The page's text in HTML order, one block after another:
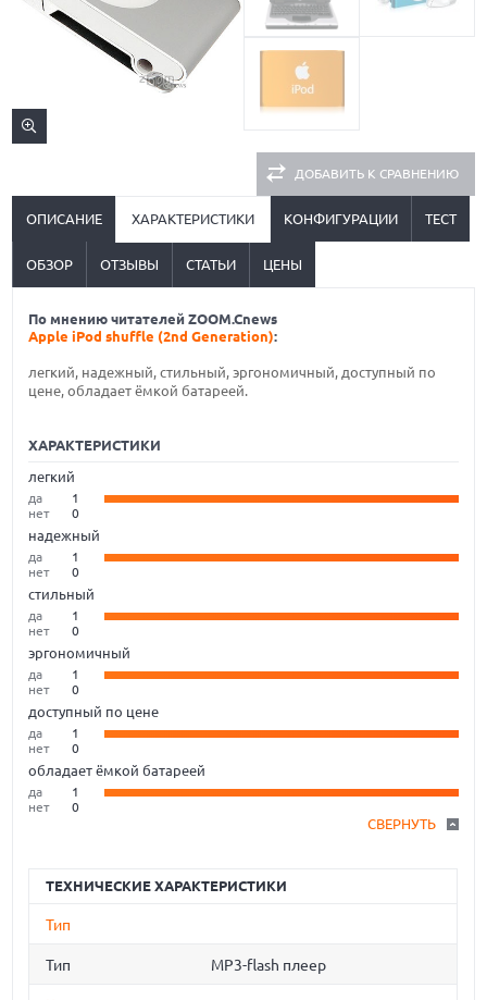
ДОБАВИТЬ К СРАВНЕНИЮ
ОПИСАНИЕ ХАРАКТЕРИСТИКИ КОНФИГУРАЦИИ ТЕСТ
ОБЗОР ОТЗЫВЫ СТАТЬИ ЦЕНЫ
По мнению читателей ZOOM.Cnews
Apple iPod shuffle (2nd Generation):
легкий, надежный, стильный, эргономичный, доступный по
цене, обладает ёмкой батареей.
ХАРАКТЕРИСТИКИ
легкий
да
1
нет
0
надежный
да
1
нет
0
стильный
да
1
нет
0
эргономичный
да
1
нет
0
доступный по цене
да
1
нет
0
обладает ёмкой батареей
да
1
нет
0
СВЕРНУТЬ
ТЕХНИЧЕСКИЕ ХАРАКТЕРИСТИКИ
Тип
Тип MP3-flash плеер